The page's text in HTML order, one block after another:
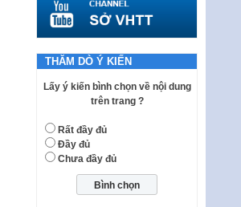
Thành phố triển khai thi…
Nghị quyết ban hành quy chế
tiếp công dân của Thường trực
HĐND, đại biểu HĐND thành…
Nghị quyết về một số chính sách
ưu đãi, hỗ trợ phát triển hạ tầng,
tổ chức…
Nghị quyết quy định một số nội
dung và định mức chi quản lý
hoạt động khoa…
THĂM DÒ Ý KIẾN
Lấy ý kiến bình chọn về nội dung
trên trang ?
Rất đầy đủ
Đầy đủ
Chưa đầy đủ